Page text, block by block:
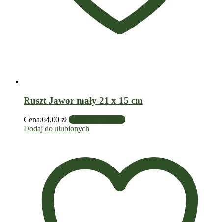
Ruszt Jawor mały 21 x 15 cm
Cena:64.00 zł Dodaj do koszyka
Dodaj do ulubionych